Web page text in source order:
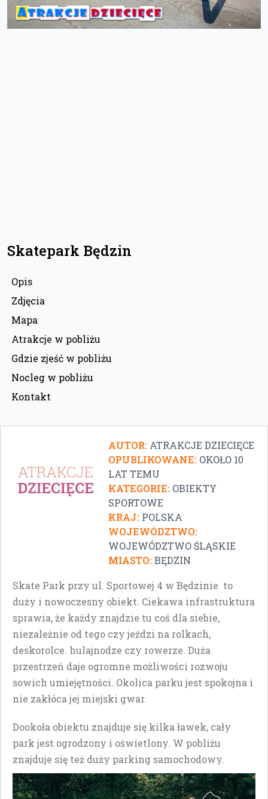
Skatepark Będzin
Opis
Zdjęcia
Mapa
Atrakcje w pobliżu
Gdzie zjeść w pobliżu
Nocleg w pobliżu
Kontakt
AUTOR: ATRAKCJE DZIECIĘCE
OPUBLIKOWANE: OKOŁO 10
LAT TEMU
KATEGORIE: OBIEKTY
SPORTOWE
KRAJ: POLSKA
WOJEWÓDZTWO:
WOJEWÓDZTWO ŚLĄSKIE
MIASTO:BĘDZIN
Skate Park przy ul. Sportowej 4 w Będzinie to
duży i nowoczesny obiekt. Ciekawa infrastruktura
sprawia, że każdy znajdzie tu coś dla siebie,
niezależnie od tego czy jeździ na rolkach,
deskorolce. hulajnodze czy rowerze. Duża
przestrzeń daje ogromne możliwości rozwoju
sowich umiejętności. Okolica parku jest spokojna i
nie zakłóca jej miejski gwar.
Dookoła obiektu znajduje się kilka ławek, cały
park jest ogrodzony i oświetlony. W pobliżu
znajduje się też duży parking samochodowy.